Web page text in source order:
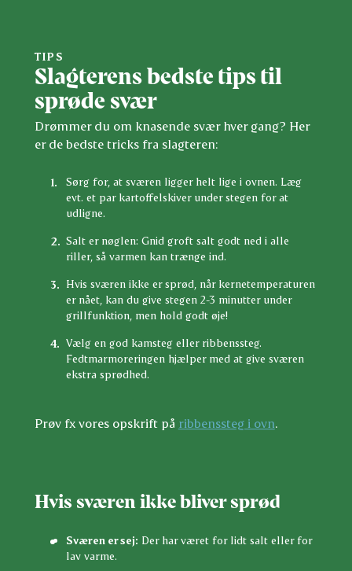
TIPS
Slagterens bedste tips til
sprøde svær
Drømmer du om knasende svær hver gang? Her
er de bedste tricks fra slagteren:
Sørg for, at sværen ligger helt lige i ovnen. Læg
evt. et par kartoffelskiver under stegen for at
udligne.
Salt er nøglen: Gnid groft salt godt ned i alle
riller, så varmen kan trænge ind.
Hvis sværen ikke er sprød, når kernetemperaturen
er nået, kan du give stegen 2-3 minutter under
grillfunktion, men hold godt øje!
Vælg en god kamsteg eller ribbenssteg.
Fedtmarmoreringen hjælper med at give sværen
ekstra sprødhed.
Prøv fx vores opskrift på ribbenssteg i ovn.
Hvis sværen ikke bliver sprød
Sværen er sej: Der har været for lidt salt eller for
lav varme.